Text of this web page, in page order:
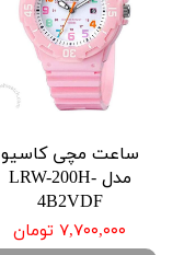
ساعت مچی کاسیو
مدل LRW-200H-
4B2VDF
۷,۷۰۰,۰۰۰ تومان